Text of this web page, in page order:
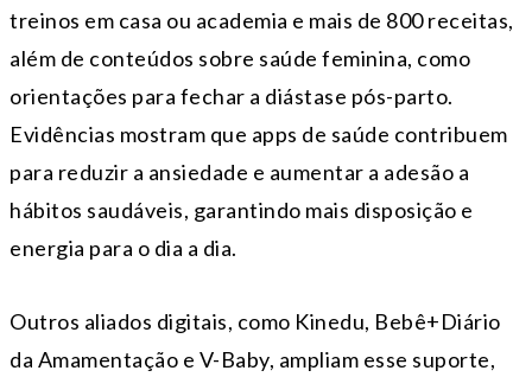
treinos em casa ou academia e mais de 800 receitas,
além de conteúdos sobre saúde feminina, como
orientações para fechar a diástase pós-parto.
Evidências mostram que apps de saúde contribuem
para reduzir a ansiedade e aumentar a adesão a
hábitos saudáveis, garantindo mais disposição e
energia para o dia a dia.
Outros aliados digitais, como Kinedu, Bebê+Diário
da Amamentação e V-Baby, ampliam esse suporte,